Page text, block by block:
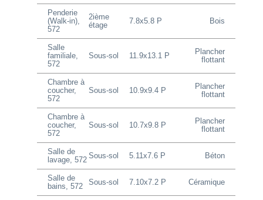
Penderie
(Walk-in),
572
2ième
étage
7.8x5.8 P Bois
Salle
familiale,
572
Sous-sol 11.9x13.1 P
Plancher
flottant
Chambre à
coucher,
572
Sous-sol 10.9x9.4 P
Plancher
flottant
Chambre à
coucher,
572
Sous-sol 10.7x9.8 P
Plancher
flottant
Salle de
lavage, 572 Sous-sol 5.11x7.6 P Béton
Salle de
bains, 572
Sous-sol 7.10x7.2 P Céramique